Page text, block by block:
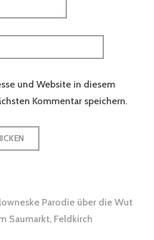
und Website in diesem
Kommentar speichern.
Parodie über die Wut
Saumarkt, Feldkirch